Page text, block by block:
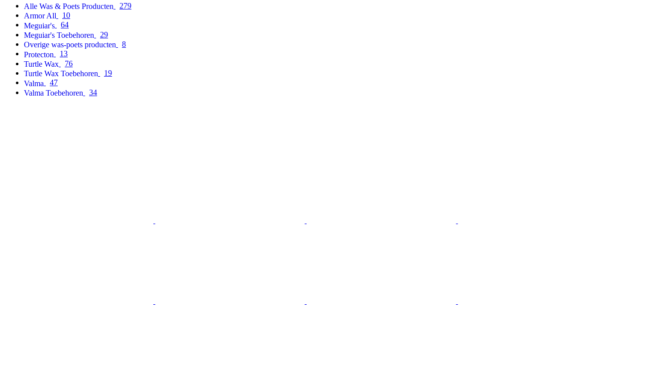
Alle Was & Poets Producten
279
Armor All
10
Meguiar's
64
Meguiar's Toebehoren
29
Overige was-poets producten
8
Protecton
13
Turtle Wax
76
Turtle Wax Toebehoren
19
Valma
47
Valma Toebehoren
34